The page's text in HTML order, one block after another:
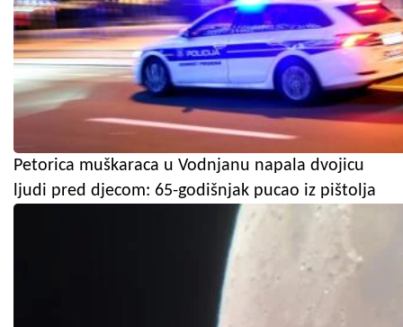
Petorica muškaraca u Vodnjanu napala dvojicu
ljudi pred djecom: 65-godišnjak pucao iz pištolja